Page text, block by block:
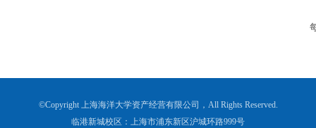
©Copyright 上海海洋大学资产经营有限公司，All Rights Reserved.
临港新城校区：上海市浦东新区沪城环路999号